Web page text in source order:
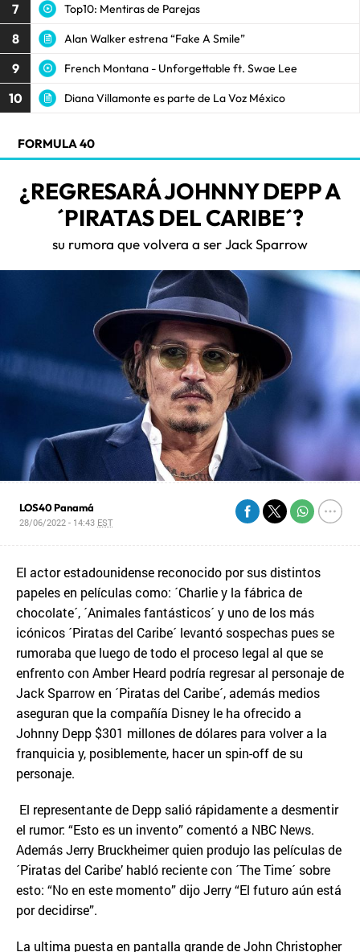
7 Top10: Mentiras de Parejas
8 Alan Walker estrena “Fake A Smile”
9 French Montana - Unforgettable ft. Swae Lee
10 Diana Villamonte es parte de La Voz México
FORMULA 40
¿REGRESARÁ JOHNNY DEPP A
´PIRATAS DEL CARIBE´?
su rumora que volvera a ser Jack Sparrow
LOS40 Panamá
28/06/2022 - 14:43 EST
El actor estadounidense reconocido por sus distintos
papeles en películas como: ´Charlie y la fábrica de
chocolate´, ´Animales fantásticos´ y uno de los más
icónicos ´Piratas del Caribe´ levantó sospechas pues se
rumoraba que luego de todo el proceso legal al que se
enfrento con Amber Heard podría regresar al personaje de
Jack Sparrow en ´Piratas del Caribe´, además medios
aseguran que la compañía Disney le ha ofrecido a
Johnny Depp $301 millones de dólares para volver a la
franquicia y, posiblemente, hacer un spin-off de su
personaje.
El representante de Depp salió rápidamente a desmentir
el rumor: “Esto es un invento” comentó a NBC News.
Además Jerry Bruckheimer quien produjo las películas de
´Piratas del Caribe’ habló reciente con ´The Time´ sobre
esto: “No en este momento” dijo Jerry “El futuro aún está
por decidirse”.
La ultima puesta en pantalla grande de John Christopher